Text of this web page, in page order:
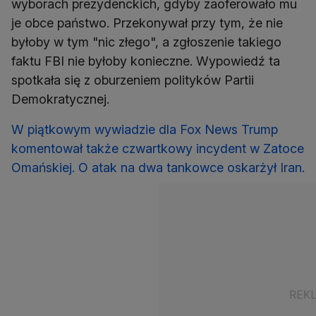
wyborach prezydenckich, gdyby zaoferowało mu
je obce państwo. Przekonywał przy tym, że nie
byłoby w tym "nic złego", a zgłoszenie takiego
faktu FBI nie byłoby konieczne. Wypowiedź ta
spotkała się z oburzeniem polityków Partii
Demokratycznej.
W piątkowym wywiadzie dla Fox News Trump
komentował także czwartkowy incydent w Zatoce
Omańskiej. O atak na dwa tankowce oskarżył Iran.